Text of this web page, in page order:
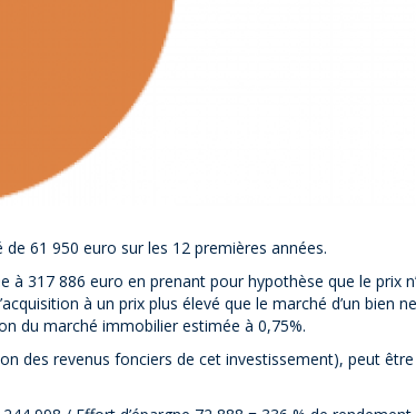
61 950 euro sur les 12 premières années.
à 317 886 euro en prenant pour hypothèse que le prix
à un prix plus élevé que le marché d’un bien
du marché immobilier estimée à 0,75%.
des revenus fonciers de cet investissement), peut être